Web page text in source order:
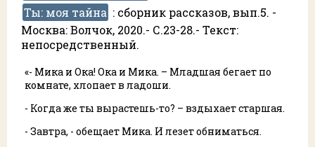
Ты: моя тайна : сборник рассказов, вып.5. -
Москва: Волчок, 2020.- С.23-28.- Текст:
непосредственный.
«- Мика и Ока! Ока и Мика. – Младшая бегает по
комнате, хлопает в ладоши.
- Когда же ты вырастешь-то? – вздыхает старшая.
- Завтра, - обещает Мика. И лезет обниматься.